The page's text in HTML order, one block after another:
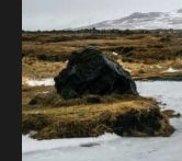
一樣，因為…